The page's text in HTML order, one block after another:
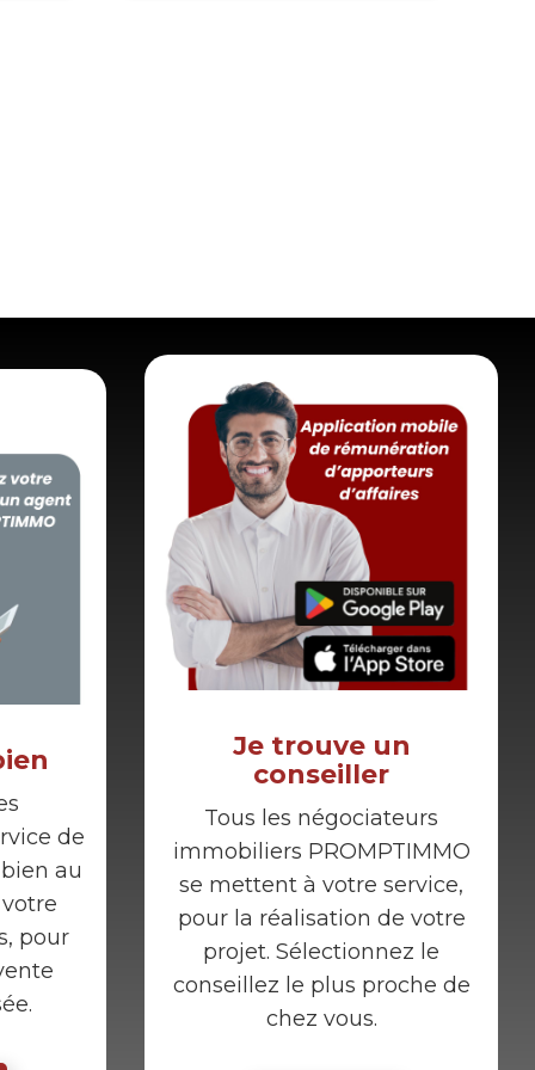
de
au
pour
Je trouve un
conseiller
Tous les négociateurs
immobiliers PROMPTIMMO
se mettent à votre service,
pour la réalisation de votre
projet. Sélectionnez le
conseillez le plus proche de
chez vous.